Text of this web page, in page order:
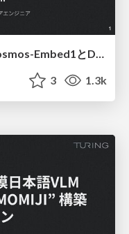
運転動画を検索可能にする〜Cosmos-Embed1とDatabricks Vector Searchで〜/cosmos-embed1-databricks-vector-search
3 1.3k